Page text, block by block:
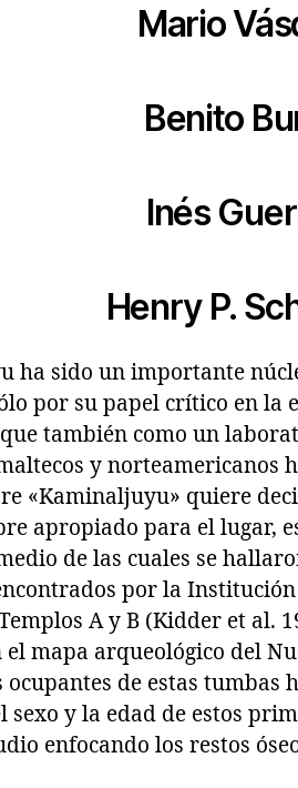
Mario
Benito
Inés
Henry P.
ha sido un importante
por su papel crítico en la
también como un
y norteamericanos
«Kaminaljuyu» quiere
apropiado para el lugar,
de las cuales se
por la
A y B (Kidder et al.
mapa arqueológico del
ocupantes de estas tumbas
y la edad de estos
enfocando los restos